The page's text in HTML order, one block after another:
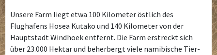
Unsere Farm liegt etwa 100 Kilometer östlich des
Flughafens Hosea Kutako und 140 Kilometer von der
Hauptstadt Windhoek entfernt. Die Farm erstreckt sich
über 23.000 Hektar und beherbergt viele namibische Tier-